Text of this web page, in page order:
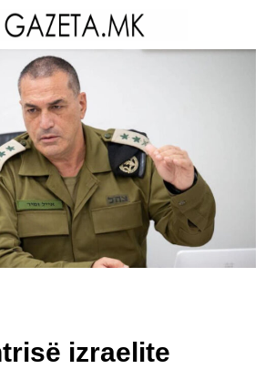
izraelite